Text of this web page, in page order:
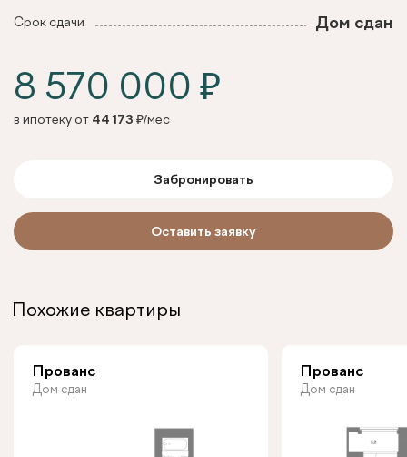
Срок сдачи Дом сдан
8 570 000 ₽
в ипотеку от 44 173 ₽/мес
Забронировать
Оставить заявку
Похожие квартиры
Прованс
Дом сдан
Прованс
Дом сдан